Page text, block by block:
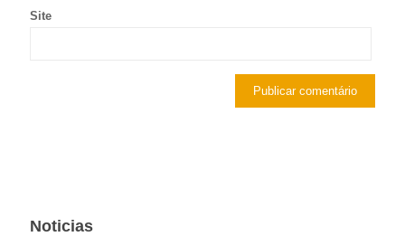
Site
Noticias